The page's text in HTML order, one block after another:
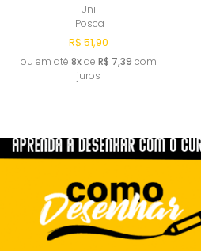
Uni
Posca
R$ 51,90
ou em até 8xde R$ 7,39 com
juros